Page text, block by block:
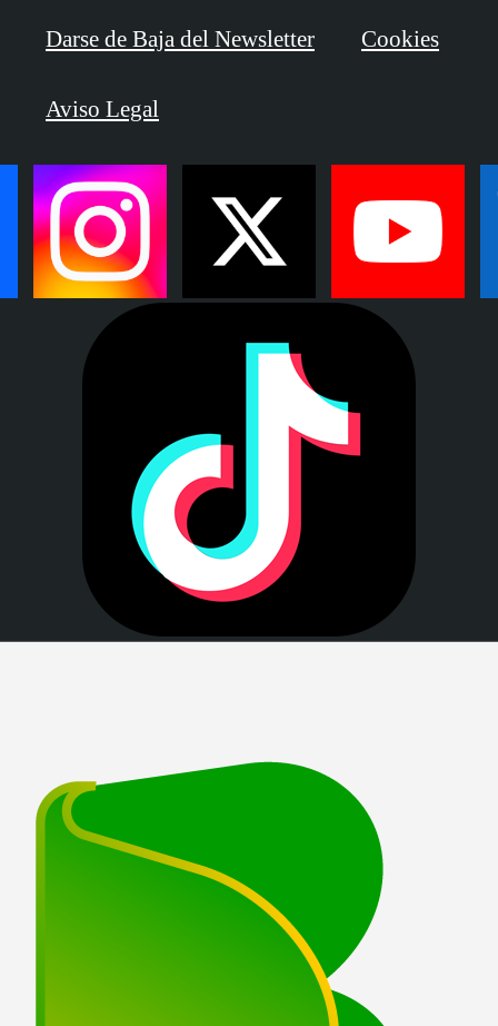
Darse de Baja del Newsletter Cookies
Aviso Legal